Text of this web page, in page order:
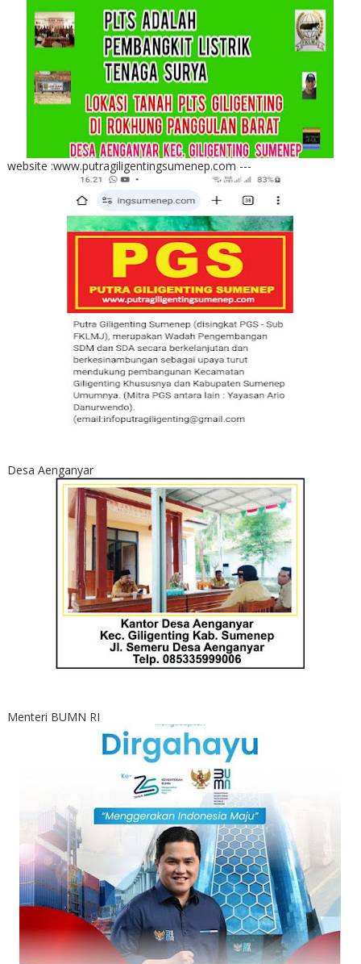
website :www.putragiligentingsumenep.com ---
Desa Aenganyar
Menteri BUMN RI